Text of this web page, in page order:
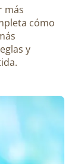
más
cómo
y